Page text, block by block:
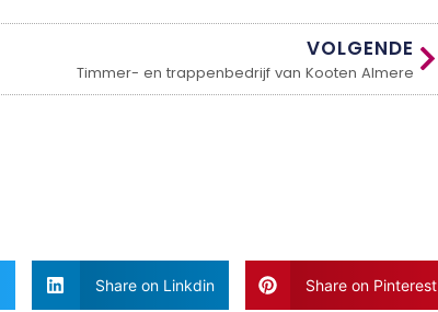
VOLGENDE
Timmer- en trappenbedrijf van Kooten Almere
Share on Linkdin Share on Pinterest